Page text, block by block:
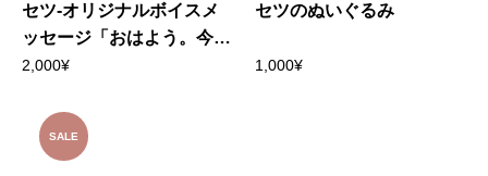
セツ-オリジナルボイスメ
ッセージ「おはよう。今日
も頑張ろうね」
2,000¥
セツのぬいぐるみ
1,000¥
SALE